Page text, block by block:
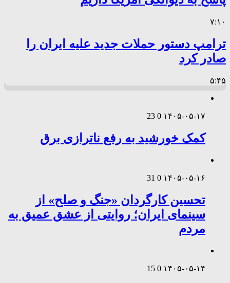
۷:۱۰
ترامپ دستور حملات جدید علیه ایران را
صادر کرد
۵:۴۵
۱۴۰۵-۰۵-۱۷ 0
23
کمک خورشید به رفع ناترازی برق
۱۴۰۵-۰۵-۱۶ 0
31
تحسین کارگردان «جنگ و صلح» از
سینمای ایران؛ روایتی از عشق عمیق به
مردم
۱۴۰۵-۰۵-۱۴ 0
15